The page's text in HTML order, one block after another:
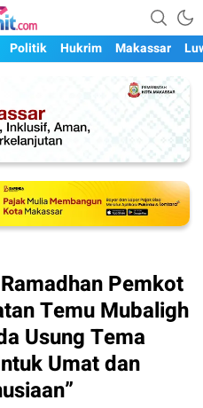
Setiap Hari
Politik Hukrim Makassar
Pemkot
Temu Mubaligh
Usung Tema
Umat dan